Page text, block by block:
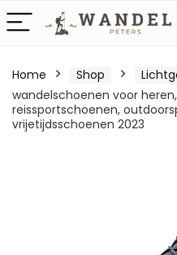
Home Shop
wandelschoenen voor
reissportschoenen,
vrijetijdsschoenen 2023